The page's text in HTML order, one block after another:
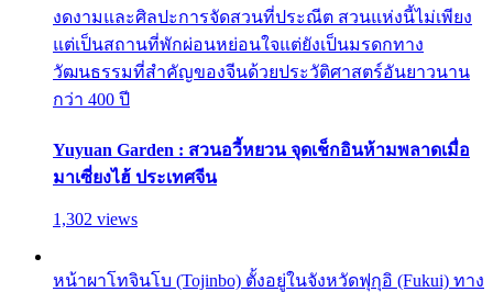
งดงามและศิลปะการจัดสวนที่ประณีต สวนแห่งนี้ไม่เพียง
แต่เป็นสถานที่พักผ่อนหย่อนใจแต่ยังเป็นมรดกทาง
วัฒนธรรมที่สำคัญของจีนด้วยประวัติศาสตร์อันยาวนาน
กว่า 400 ปี
Yuyuan Garden : สวนอวี้หยวน จุดเช็กอินห้ามพลาดเมื่อ
มาเซี่ยงไฮ้ ประเทศจีน
1,302 views
หน้าผาโทจินโบ (Tojinbo) ตั้งอยู่ในจังหวัดฟุกุอิ (Fukui) ทาง